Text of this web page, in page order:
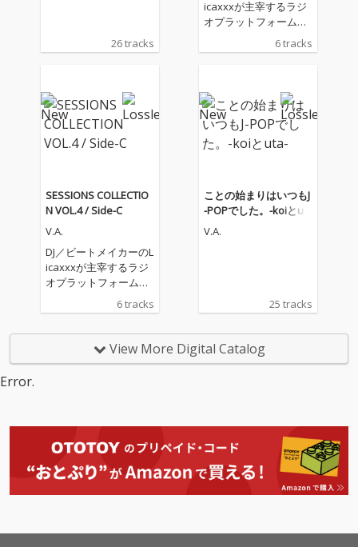
26 tracks
icaxxxが主宰するラジ
オプラットフォーム
「Tokyo Community R
adio」の育成プログラ
ーションEP『SESSION
S COLLECTION VOL.
4』。シリーズ第3作と
なる「Side-C」がリリ
イカーなど次世代のク
リエイターたちが集
い、対話や共同制作を
通じて新たな表現を生
ラボレーション楽曲を
L.4』は、単なるコンピ
した創作の記録でもあ
る。 「Side-C」では、
これまでのシリーズと
は異なるアプローチや
が交差することで生ま
6 tracks
SESSIONS COLLECTIO
N VOL.4 / Side-C
V.A.
DJ／ビートメイカーのL
icaxxxが主宰するラジ
オプラットフォーム
「Tokyo Community R
adio」の育成プログラ
れたデジタルコンピレ
ーションEP『SESSION
イカーなど次世代のク
リエイターたちが集
い、対話や共同制作を
通じて新たな表現を生
6 tracks
ことの始まりはいつもJ
-POPでした。-koiとut
a-
V.A.
25 tracks
View More Digital Catalog
Error.